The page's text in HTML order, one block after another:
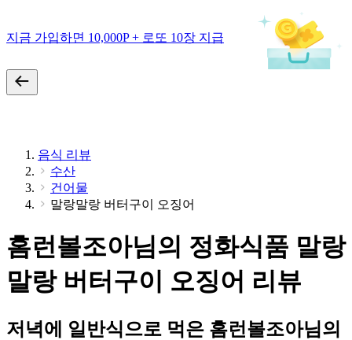
지금 가입하면 10,000P + 로또 10장 지급
음식 리뷰
수산
건어물
말랑말랑 버터구이 오징어
홈런볼조아님의 정화식품 말랑
말랑 버터구이 오징어 리뷰
저녁에 일반식으로 먹은 홈런볼조아님의